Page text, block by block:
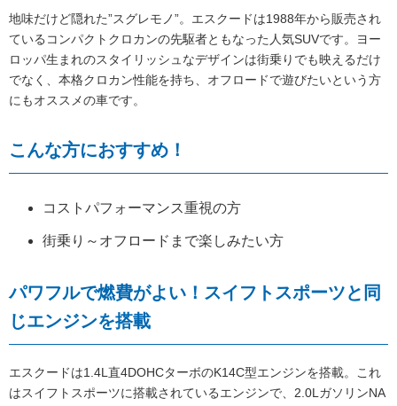
地味だけど隠れた”スグレモノ”。エスクードは1988年から販売され
ているコンパクトクロカンの先駆者ともなった人気SUVです。ヨー
ロッパ生まれのスタイリッシュなデザインは街乗りでも映えるだけ
でなく、本格クロカン性能を持ち、オフロードで遊びたいという方
にもオススメの車です。
こんな方におすすめ！
コストパフォーマンス重視の方
街乗り～オフロードまで楽しみたい方
パワフルで燃費がよい！スイフトスポーツと同
じエンジンを搭載
エスクードは1.4L直4DOHCターボのK14C型エンジンを搭載。これ
はスイフトスポーツに搭載されているエンジンで、2.0LガソリンNA